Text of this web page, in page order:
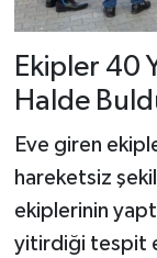
Ekipler 40
Halde
Eve giren
hareketsiz
ekiplerinin
yitirdiği tespit